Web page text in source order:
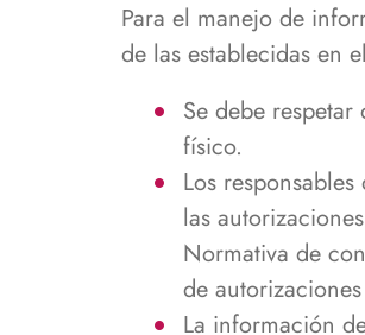
Para el manejo de
de las establecidas en
Se debe
físico.
Los
las
Normativa de
de
La información